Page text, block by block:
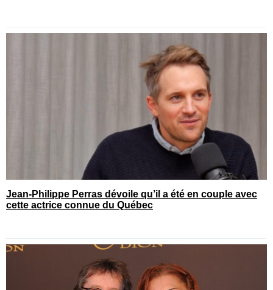
Jean-Philippe Perras dévoile qu’il a été en couple avec
cette actrice connue du Québec